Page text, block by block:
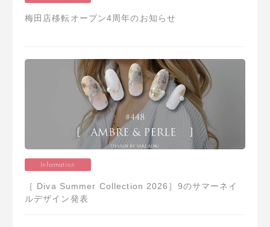
梅田店移転オープン4周年のお知らせ
Information
［ Diva Summer Collection 2026］9のサマーネイ
ルデザイン発表